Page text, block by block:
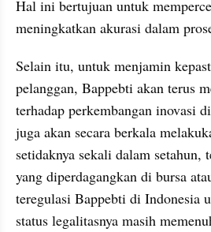
Hal ini bertujuan untuk
meningkatkan akurasi dalam
Selain itu, untuk menjamin
pelanggan, Bappebti akan terus
terhadap perkembangan inovasi
juga akan secara berkala
setidaknya sekali dalam setahun,
yang diperdagangkan di bursa
teregulasi Bappebti di Indonesia
status legalitasnya masih